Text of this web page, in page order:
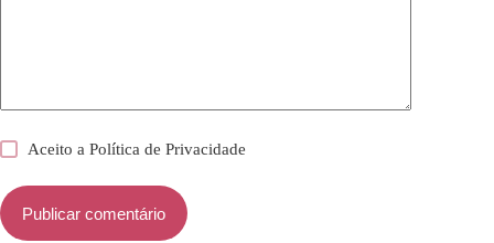
Aceito aPolítica de Privacidade
Publicar comentário